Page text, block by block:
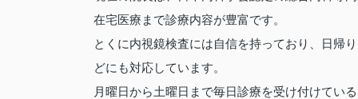
在宅医療まで診療内容が豊富です。
とくに内視鏡検査には自信を持っており、日帰
どにも対応しています。
月曜日から土曜日まで毎日診療を受け付けてい